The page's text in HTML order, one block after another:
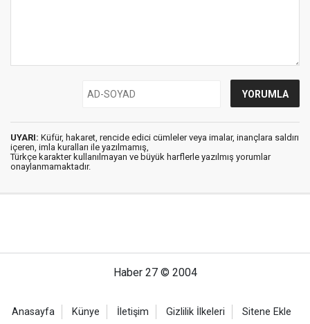
UYARI: Küfür, hakaret, rencide edici cümleler veya imalar, inançlara saldırı
içeren, imla kuralları ile yazılmamış,
Türkçe karakter kullanılmayan ve büyük harflerle yazılmış yorumlar
onaylanmamaktadır.
Haber 27 © 2004
Anasayfa Künye İletişim Gizlilik İlkeleri Sitene Ekle